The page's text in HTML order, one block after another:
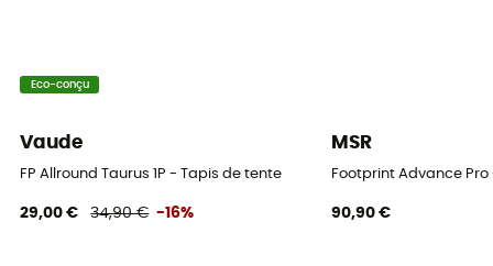
Eco-conçu
Vaude
FP Allround Taurus 1P - Tapis de tente
29,00 € 34,90 € -16%
MSR
Footprint Advance
90,90 €